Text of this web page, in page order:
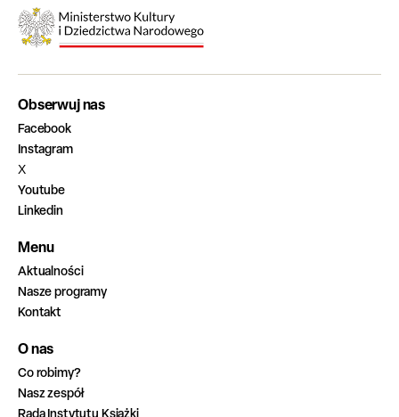
Obserwuj nas
Facebook
Instagram
X
Youtube
Linkedin
Menu
Aktualności
Nasze programy
Kontakt
O nas
Co robimy?
Nasz zespół
Rada Instytutu Książki